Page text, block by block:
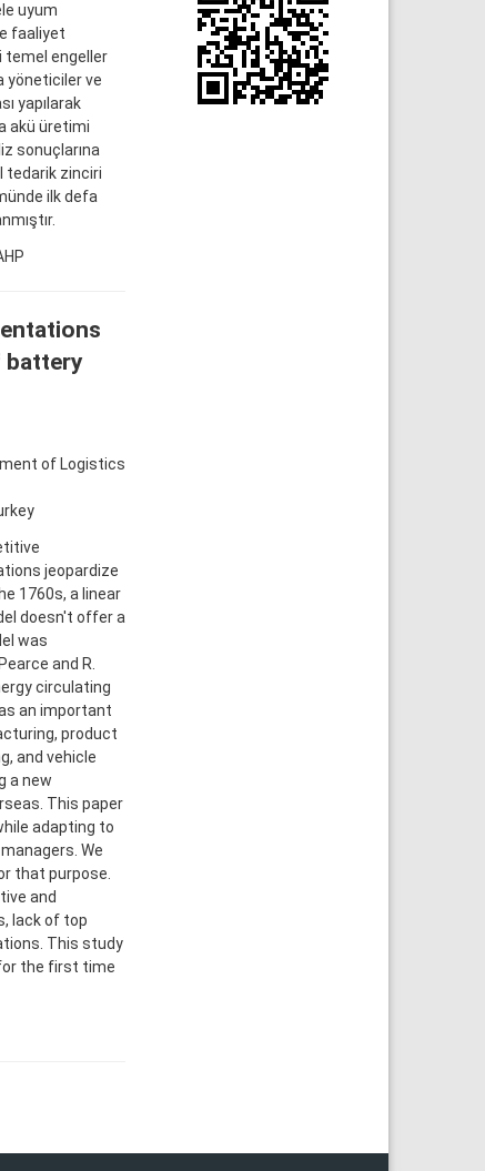
uyum
faaliyet
temel engeller
yöneticiler ve
yapılarak
akü üretimi
sonuçlarına
tedarik zinciri
ilk defa
battery
of Logistics
jeopardize
1760s, a linear
doesn't offer a
was
and R.
circulating
an important
product
and vehicle
a new
This paper
adapting to
We
that purpose.
and
lack of top
This study
the first time